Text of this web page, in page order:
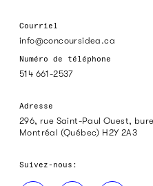
Courriel
info@concoursidea.ca
Numéro de téléphone
514 661-2537
Adresse
296, rue Saint-Paul Ouest,
Montréal (Québec) H2Y 2A3
Suivez-nous: